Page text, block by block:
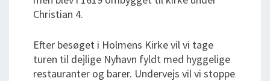
Christian 4.
Efter besøget i Holmens Kirke vil vi tage
turen til dejlige Nyhavn fyldt med hyggelige
restauranter og barer. Undervejs vil vi stoppe